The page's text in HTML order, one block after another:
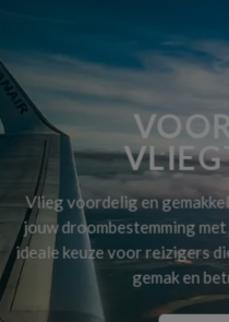
Vlieg voordelig en
jouw droombestemming
ideale keuze voor reizigers
gemak en